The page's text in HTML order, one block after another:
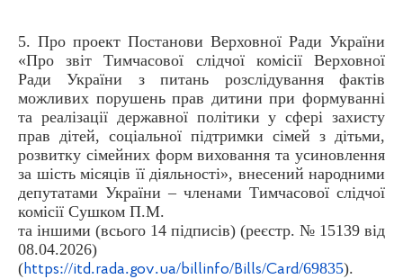
5. Про проект Постанови Верховної Ради України
«Про звіт Тимчасової слідчої комісії Верховної
Ради України з питань розслідування фактів
можливих порушень прав дитини при формуванні
та реалізації державної політики у сфері захисту
прав дітей, соціальної підтримки сімей з дітьми,
розвитку сімейних форм виховання та усиновлення
за шість місяців її діяльності», внесений народними
депутатами України – членами Тимчасової слідчої
комісії Сушком П.М.
та іншими (всього 14 підписів) (реєстр. № 15139 від
08.04.2026)
(https://itd.rada.gov.ua/billinfo/Bills/Card/69835).